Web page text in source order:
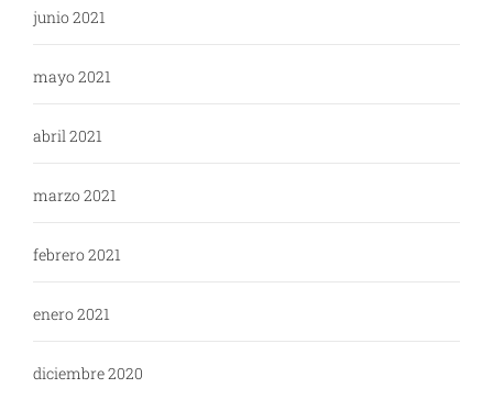
junio 2021
mayo 2021
abril 2021
marzo 2021
febrero 2021
enero 2021
diciembre 2020